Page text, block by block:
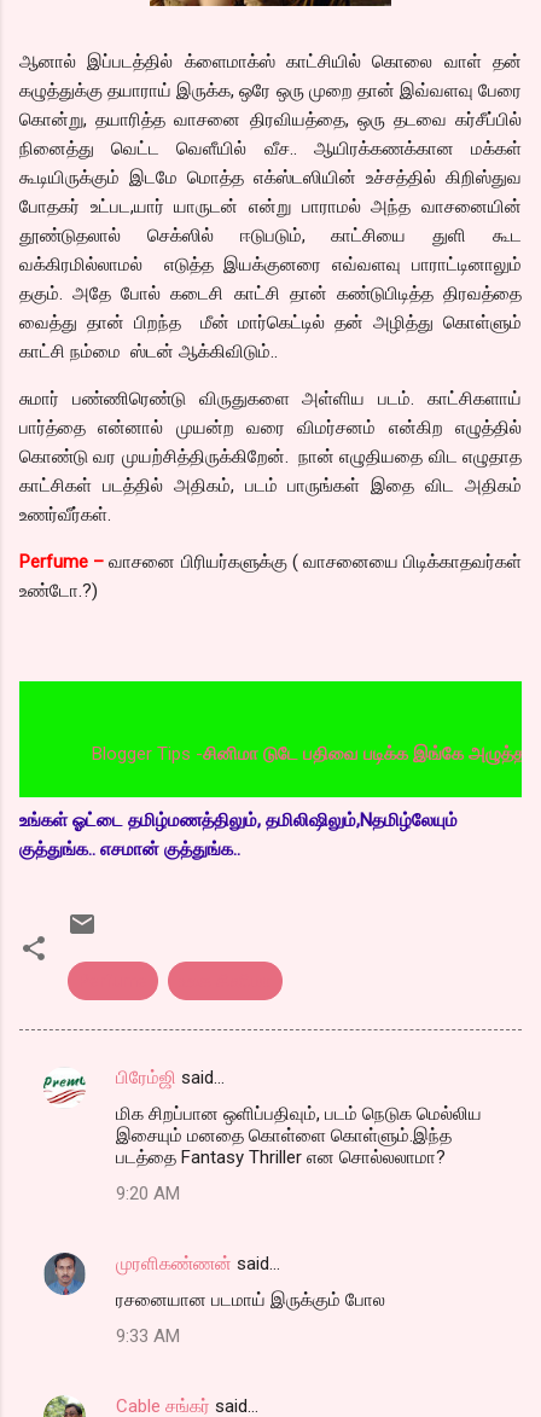
ஆனால் இப்படத்தில் க்ளைமாக்ஸ் காட்சியில் கொலை வாள் தன்
கழுத்துக்கு தயாராய் இருக்க, ஒரே ஒரு முறை தான் இவ்வளவு பேரை
கொன்று, தயாரித்த வாசனை திரவியத்தை, ஒரு தடவை கர்சீப்பில்
நினைத்து வெட்ட வெளீயில் வீச.. ஆயிரக்கணக்கான மக்கள்
கூடியிருக்கும் இடமே மொத்த எக்ஸ்டஸியின் உச்சத்தில் கிறிஸ்துவ
போதகர் உட்பட,யார் யாருடன் என்று பாராமல் அந்த வாசனையின்
தூண்டுதலால் செக்ஸில் ஈடுபடும், காட்சியை துளி கூட
வக்கிரமில்லாமல் எடுத்த இயக்குனரை எவ்வளவு பாராட்டினாலும்
தகும். அதே போல் கடைசி காட்சி தான் கண்டுபிடித்த திரவத்தை
வைத்து தான் பிறந்த மீன் மார்கெட்டில் தன் அழித்து கொள்ளும்
காட்சி நம்மை ஸ்டன் ஆக்கிவிடும்..
சுமார் பண்ணிரெண்டு விருதுகளை அள்ளிய படம். காட்சிகளாய்
பார்த்தை என்னால் முயன்ற வரை விமர்சனம் என்கிற எழுத்தில்
கொண்டு வர முயற்சித்திருக்கிறேன். நான் எழுதியதை விட எழுதாத
காட்சிகள் படத்தில் அதிகம், படம் பாருங்கள் இதை விட அதிகம்
உணர்வீர்கள்.
Perfume – வாசனை பிரியர்களுக்கு ( வாசனையை பிடிக்காதவர்கள்
உண்டோ.?)
Blogger Tips -சினிமா டுடே பதிவை படிக்க இங்கே அழுத்தவும்
உங்கள் ஓட்டை தமிழ்மணத்திலும், தமிலிஷிலும்,Nதமிழ்லேயும்
குத்துங்க.. எசமான் குத்துங்க..
C
n
t
பிரேம்ஜி said…
மிக சிறப்பான ஒளிப்பதிவும், படம் நெடுக மெல்லிய
இசையும் மனதை கொள்ளை கொள்ளும்.இந்த
படத்தை Fantasy Thriller என சொல்லலாமா?
9:20 AM
முரளிகண்ணன் said…
ரசனையான படமாய் இருக்கும் போல
9:33 AM
Cable சங்கர் said…